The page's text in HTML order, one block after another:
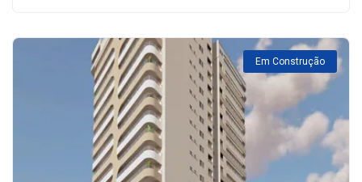
Em Construção